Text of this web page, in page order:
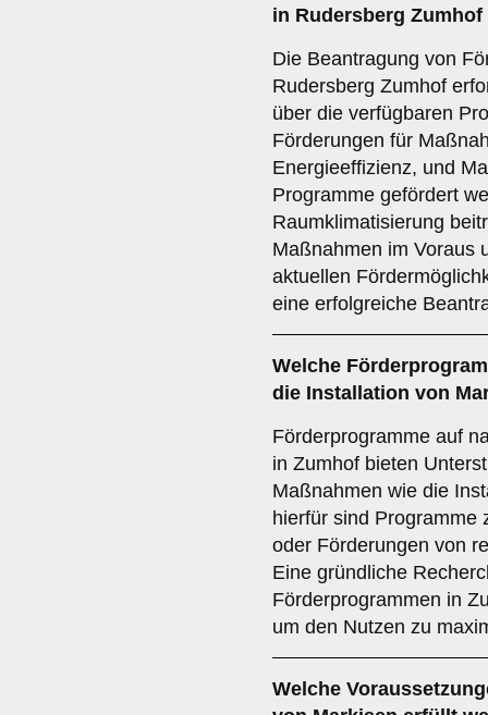
in Rudersberg
Die Beantragung von
Rudersberg Zumhof
über die verfügbaren
Förderungen für
Energieeffizienz, und
Programme gefördert
Raumklimatisierung
Maßnahmen im Voraus
aktuellen
eine erfolgreiche
Welche
die Installation von
Förderprogramme auf
in Zumhof bieten
Maßnahmen wie die
hierfür sind Programme
oder Förderungen von
Eine gründliche
Förderprogrammen in
um den Nutzen zu
Welche